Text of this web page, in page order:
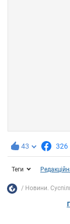
43 326
Теги
Новини.